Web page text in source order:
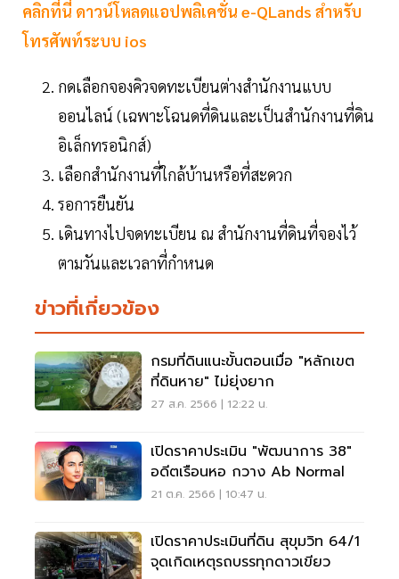
คลิกที่นี่ ดาวน์โหลดแอปพลิเคชั่น e-QLands สำหรับ
โทรศัพท์ระบบ ios
กดเลือกจองคิวจดทะเบียนต่างสำนักงานแบบ
ออนไลน์ (เฉพาะโฉนดที่ดินและเป็นสำนักงานที่ดิน
อิเล็กทรอนิกส์)
เลือกสำนักงานที่ใกล้บ้านหรือที่สะดวก
รอการยืนยัน
เดินทางไปจดทะเบียน ณ สำนักงานที่ดินที่จองไว้
ตามวันและเวลาที่กำหนด
ข่าวที่เกี่ยวข้อง
กรมที่ดินแนะขั้นตอนเมื่อ "หลักเขต
ที่ดินหาย" ไม่ยุ่งยาก
27 ส.ค. 2566 | 12:22 น.
เปิดราคาประเมิน "พัฒนาการ 38"
อดีตเรือนหอ กวาง Ab Normal
21 ต.ค. 2566 | 10:47 น.
เปิดราคาประเมินที่ดิน สุขุมวิท 64/1
จุดเกิดเหตุรถบรรทุกดาวเขียว